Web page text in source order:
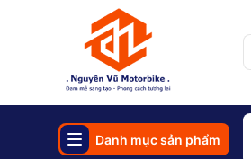
Danh mục sản phẩm